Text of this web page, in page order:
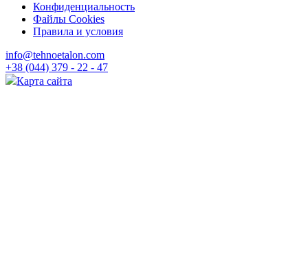
Конфиденциальность
Файлы Cookies
Правила и условия
info@tehnoetalon.com
+38 (044) 379 - 22 - 47
Карта сайта